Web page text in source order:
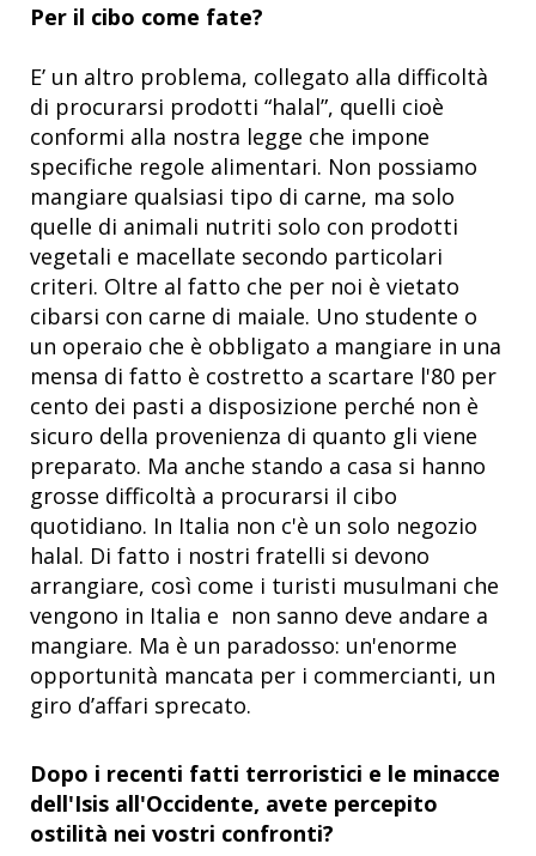
Per il cibo come fate?
E’ un altro problema, collegato alla difficoltà
di procurarsi prodotti “halal”, quelli cioè
conformi alla nostra legge che impone
specifiche regole alimentari. Non possiamo
mangiare qualsiasi tipo di carne, ma solo
quelle di animali nutriti solo con prodotti
vegetali e macellate secondo particolari
criteri. Oltre al fatto che per noi è vietato
cibarsi con carne di maiale. Uno studente o
un operaio che è obbligato a mangiare in una
mensa di fatto è costretto a scartare l'80 per
cento dei pasti a disposizione perché non è
sicuro della provenienza di quanto gli viene
preparato. Ma anche stando a casa si hanno
grosse difficoltà a procurarsi il cibo
quotidiano. In Italia non c'è un solo negozio
halal. Di fatto i nostri fratelli si devono
arrangiare, così come i turisti musulmani che
vengono in Italia e non sanno deve andare a
mangiare. Ma è un paradosso: un'enorme
opportunità mancata per i commercianti, un
giro d’affari sprecato.
Dopo i recenti fatti terroristici e le minacce
dell'Isis all'Occidente, avete percepito
ostilità nei vostri confronti?